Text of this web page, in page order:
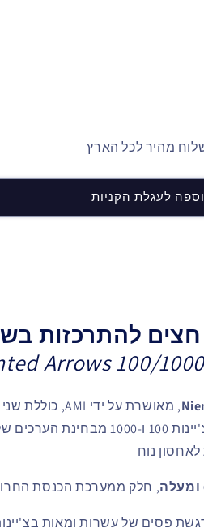
מהיר לכל הארץ
לעגלת הקניות
להתרכזות בשורות
Arrows 100/
, מאושרת על ידי AMI, כוללת שני סטים של
המסומנים לצ'יינות 100 ו‑1000
נוח
, חלק ממערכת הכנסת
פסים של עשרות ומאות